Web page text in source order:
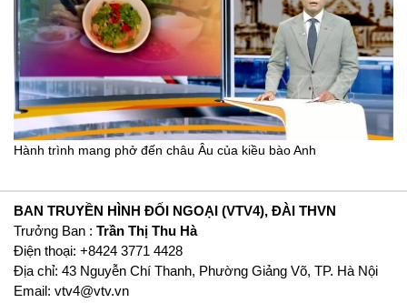
Hành trình mang phở đến châu Âu của kiều bào Anh
BAN TRUYỀN HÌNH ĐỐI NGOẠI (VTV4), ĐÀI THVN
Trưởng Ban : Trần Thị Thu Hà
Ðiện thoại: +8424 3771 4428
Địa chỉ: 43 Nguyễn Chí Thanh, Phường Giảng Võ, TP. Hà Nội
Email: vtv4@vtv.vn